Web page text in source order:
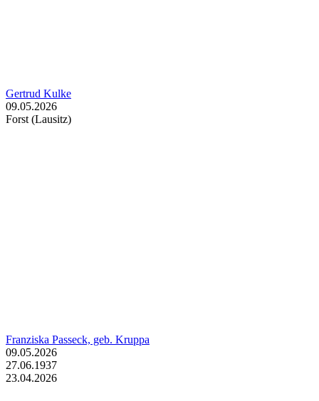
Gertrud Kulke
09.05.2026
Forst (Lausitz)
Franziska Passeck, geb. Kruppa
09.05.2026
27.06.1937
23.04.2026